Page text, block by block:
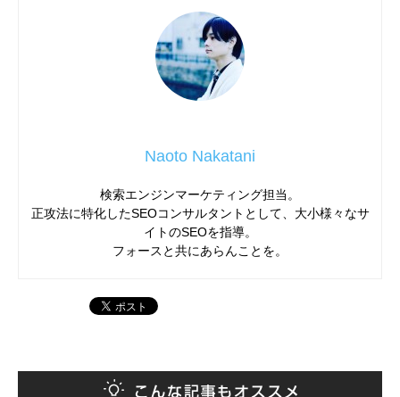
Naoto Nakatani
検索エンジンマーケティング担当。
正攻法に特化したSEOコンサルタントとして、大小様々なサ
イトのSEOを指導。
フォースと共にあらんことを。